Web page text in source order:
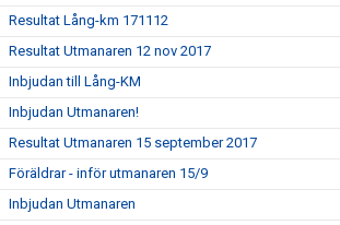
Resultat Lång-km 171112
Resultat Utmanaren 12 nov 2017
Inbjudan till Lång-KM
Inbjudan Utmanaren!
Resultat Utmanaren 15 september 2017
Föräldrar - inför utmanaren 15/9
Inbjudan Utmanaren